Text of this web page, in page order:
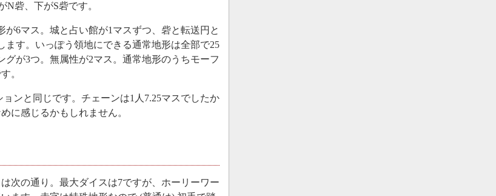
砦、下がS砦です。
6マス。城と占い館が1マスずつ、砦と転送円と
す。いっぽう領地にできる通常地形は全部で25
が3つ。無属性が2マス。通常地形のうちモーフ
。
ンと同じです。チェーンは1人7.25マスでしたか
に感じるかもしれません。
次の通り。最大ダイスは7ですが、ホーリーワー